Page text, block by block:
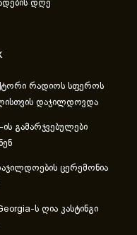
დღე
რადიოს სფეროს
დაჯილდოვდა
გამარჯვებულები
ცერემონია
ს ღია კასტინგი